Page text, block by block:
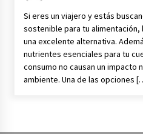
el Mundo
3 años atrás
Viajar en moto
3 años atrás
Si eres un viajero y estás
sostenible para tu
una excelente alternativa.
nutrientes esenciales para tu
consumo no causan un impacto
ambiente. Una de las opciones